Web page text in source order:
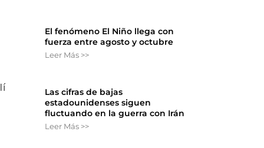
El fenómeno El Niño llega con
fuerza entre agosto y octubre
Leer Más >>
Las cifras de bajas
estadounidenses siguen
fluctuando en la guerra con Irán
Leer Más >>